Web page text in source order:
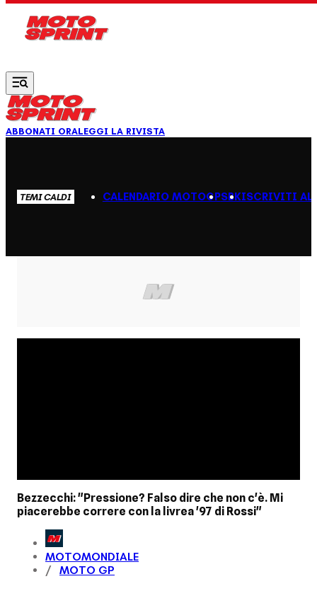
ABBONATI ORALEGGI LA RIVISTA
TEMI CALDI CALENDARIO MOTOGPSBKISCRIVITI AL
Bezzecchi: "Pressione? Falso dire che non c'è. Mi
piacerebbe correre con la livrea '97 di Rossi"
MOTOMONDIALE
MOTO GP